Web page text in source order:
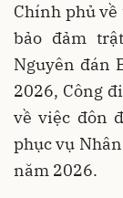
Chính phủ về
bảo đảm
Nguyên đán
2026, Công
về việc đôn
phục vụ
năm 2026.